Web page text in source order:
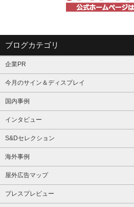
ブログカテゴリ
企業PR
今月のサイン＆ディスプレイ
国内事例
インタビュー
S&Dセレクション
海外事例
屋外広告マップ
プレスプレビュー